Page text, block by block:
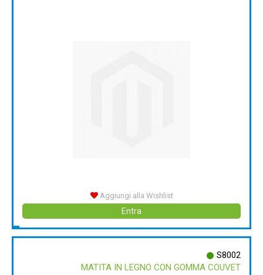
Aggiungi alla Wishlist
Entra
S8002
MATITA IN LEGNO CON GOMMA COUVET